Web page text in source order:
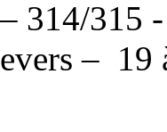
314/315
–